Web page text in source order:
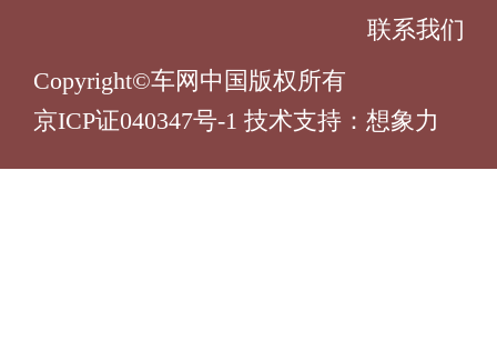
联系我们
Copyright©车网中国版权所有
京ICP证040347号-1 技术支持： 想象力